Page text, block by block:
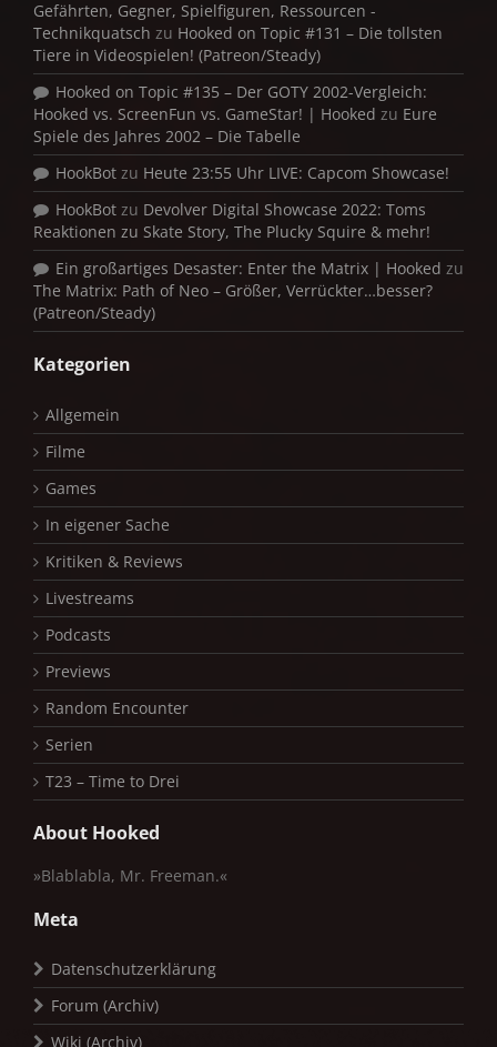
Gefährten, Gegner, Spielfiguren, Ressourcen -
Technikquatsch zu Hooked on Topic #131 – Die tollsten
Tiere in Videospielen! (Patreon/Steady)
Hooked on Topic #135 – Der GOTY 2002-Vergleich:
Hooked vs. ScreenFun vs. GameStar! | Hooked zu Eure
Spiele des Jahres 2002 – Die Tabelle
HookBot zu Heute 23:55 Uhr LIVE: Capcom Showcase!
HookBot zu Devolver Digital Showcase 2022: Toms
Reaktionen zu Skate Story, The Plucky Squire & mehr!
Ein großartiges Desaster: Enter the Matrix | Hooked zu
The Matrix: Path of Neo – Größer, Verrückter…besser?
(Patreon/Steady)
Kategorien
Allgemein
Filme
Games
In eigener Sache
Kritiken & Reviews
Livestreams
Podcasts
Previews
Random Encounter
Serien
T23 – Time to Drei
About Hooked
»Blablabla, Mr. Freeman.«
Meta
Datenschutzerklärung
Forum (Archiv)
Wiki (Archiv)